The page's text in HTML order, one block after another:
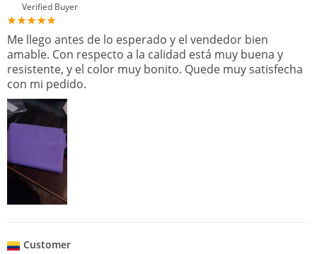
Verified Buyer
Me llego antes de lo esperado y el vendedor bien
amable. Con respecto a la calidad está muy buena y
resistente, y el color muy bonito. Quede muy satisfecha
con mi pedido.
Customer